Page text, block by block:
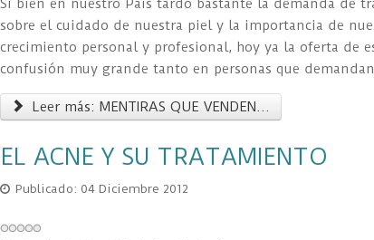
Si bien en nuestro País tardo bastante la demanda de
sobre el cuidado de nuestra piel y la importancia de
crecimiento personal y profesional, hoy ya la oferta de
confusión muy grande tanto en personas que
Leer más: MENTIRAS QUE VENDEN...
EL ACNE Y SU TRATAMIENTO
Publicado: 04 Diciembre 2012